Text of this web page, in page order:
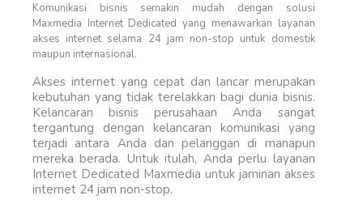
Komunikasi bisnis semakin mudah dengan solusi
Maxmedia Internet Dedicated yang menawarkan layanan
akses internet selama 24 jam non-stop untuk domestik
maupun internasional.
Akses internet yang cepat dan lancar merupakan
kebutuhan yang tidak terelakkan bagi dunia bisnis.
Kelancaran bisnis perusahaan Anda sangat
tergantung dengan kelancaran komunikasi yang
terjadi antara Anda dan pelanggan di manapun
mereka berada. Untuk itulah, Anda perlu layanan
Internet Dedicated Maxmedia untuk jaminan akses
internet 24 jam non-stop.